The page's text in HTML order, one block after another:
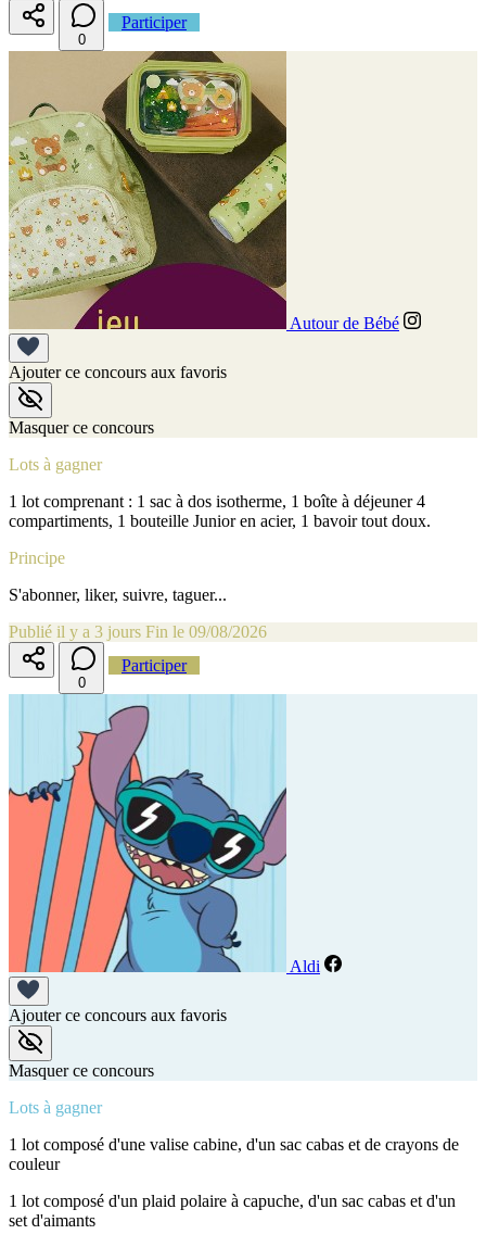
0
Participer
Autour de Bébé
Ajouter ce concours aux favoris
Masquer ce concours
Lots à gagner
1 lot comprenant : 1 sac à dos isotherme, 1 boîte à déjeuner 4
compartiments, 1 bouteille Junior en acier, 1 bavoir tout doux.
Principe
S'abonner, liker, suivre, taguer...
Publié il y a 3 jours Fin le 09/08/2026
0
Participer
Aldi
Ajouter ce concours aux favoris
Masquer ce concours
Lots à gagner
1 lot composé d'une valise cabine, d'un sac cabas et de crayons de
couleur
1 lot composé d'un plaid polaire à capuche, d'un sac cabas et d'un
set d'aimants